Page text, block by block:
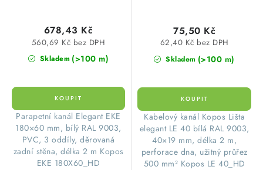
Skladem (>100 m)
560,69 Kč bez DPH
678,43 Kč
Parapetní kanál Elegant EKE
180×60 mm, bílý RAL 9003,
PVC, 3 oddíly, děrovaná
zadní stěna, délka 2 m Kopos
EKE 180X60_HD
Skladem (>100 m)
62,40 Kč bez DPH
75,50 Kč
Kabelový kanál Kopos Lišta
elegant LE 40 bílá RAL 9003,
40×19 mm, délka 2 m,
perforace dna, užitný průřez
500 mm² Kopos LE 40_HD